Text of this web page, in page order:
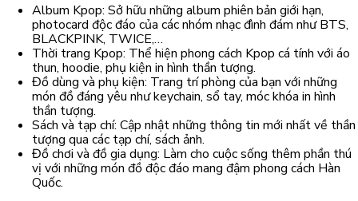
Album Kpop: Sở hữu những album phiên bản giới hạn,
photocard độc đáo của các nhóm nhạc đình đám như BTS,
BLACKPINK, TWICE,…
Thời trang Kpop: Thể hiện phong cách Kpop cá tính với áo
thun, hoodie, phụ kiện in hình thần tượng.
Đồ dùng và phụ kiện: Trang trí phòng của bạn với những
món đồ đáng yêu như keychain, sổ tay, móc khóa in hình
thần tượng.
Sách và tạp chí: Cập nhật những thông tin mới nhất về thần
tượng qua các tạp chí, sách ảnh.
Đồ chơi và đồ gia dụng: Làm cho cuộc sống thêm phần thú
vị với những món đồ độc đáo mang đậm phong cách Hàn
Quốc.